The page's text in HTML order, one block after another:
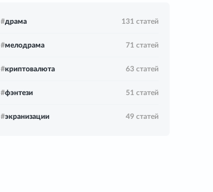
#драма 131 статей
#мелодрама 71 статей
#криптовалюта 63 статей
#фэнтези 51 статей
#экранизации 49 статей